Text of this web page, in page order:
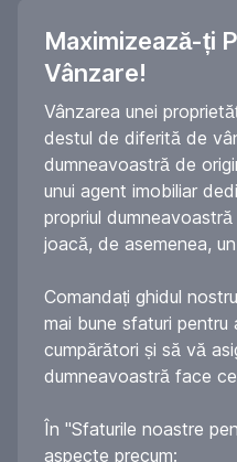
Maximizează-ți
Vânzare!
Vânzarea unei
destul de diferită de
dumneavoastră de
unui agent imobiliar
propriul
joacă, de asemenea,
Comandați ghidul
mai bune sfaturi pentru
cumpărători și să vă
dumneavoastră face
În "Sfaturile noastre
aspecte precum: